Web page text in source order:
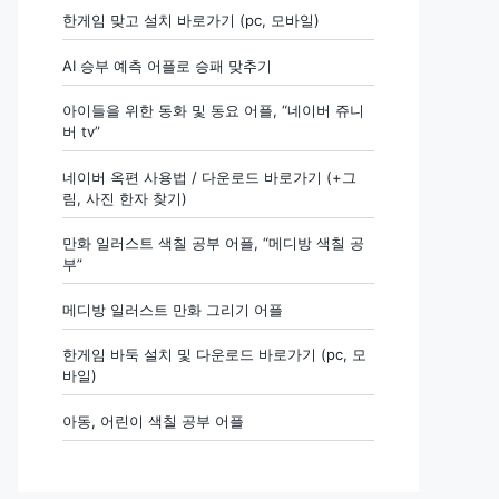
한게임 맞고 설치 바로가기 (pc, 모바일)
AI 승부 예측 어플로 승패 맞추기
아이들을 위한 동화 및 동요 어플, “네이버 쥬니
버 tv”
네이버 옥편 사용법 / 다운로드 바로가기 (+그
림, 사진 한자 찾기)
만화 일러스트 색칠 공부 어플, “메디방 색칠 공
부”
메디방 일러스트 만화 그리기 어플
한게임 바둑 설치 및 다운로드 바로가기 (pc, 모
바일)
아동, 어린이 색칠 공부 어플